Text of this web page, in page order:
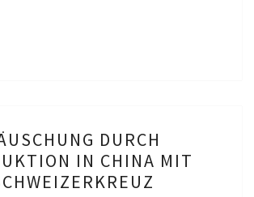
DURCH
PRODUKTION
IN
DURCH
IN CHINA MIT